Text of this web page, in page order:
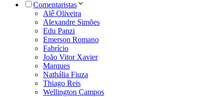
Comentaristas
Alê Oliveira
Alexandre Simões
Edu Panzi
Emerson Romano
Fabrício
João Vitor Xavier
Marques
Nathália Fiuza
Thiago Reis
Wellington Campos